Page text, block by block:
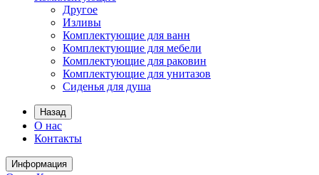
Другое
Изливы
Комплектующие для ванн
Комплектующие для мебели
Комплектующие для раковин
Комплектующие для унитазов
Сиденья для душа
Назад
О нас
Контакты
Информация